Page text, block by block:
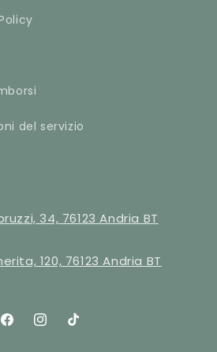
del servizio
34, 76123 Andria BT
120, 76123 Andria BT
FacebookInstagram
TikTok